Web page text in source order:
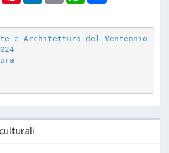
e Architettura del Ventennio